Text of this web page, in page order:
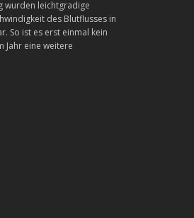
wurden leichtgradige
des Blutflusses in
So ist es erst einmal kein
Jahr eine weitere